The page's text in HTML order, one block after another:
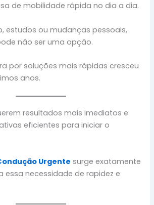
de mobilidade rápida no dia a dia.
estudos ou mudanças pessoais,
não ser uma opção.
por soluções mais rápidas cresceu
anos.
resultados mais imediatos e
eficientes para iniciar o
Urgente surge exatamente
essa necessidade de rapidez e